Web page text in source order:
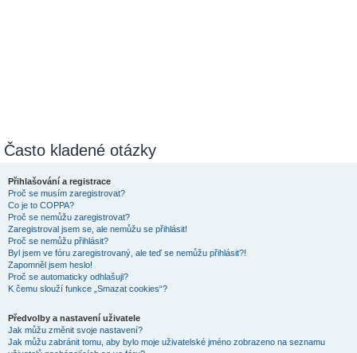
Často kladené otázky
Přihlašování a registrace
Proč se musím zaregistrovat?
Co je to COPPA?
Proč se nemůžu zaregistrovat?
Zaregistroval jsem se, ale nemůžu se přihlásit!
Proč se nemůžu přihlásit?
Byl jsem ve fóru zaregistrovaný, ale teď se nemůžu přihlásit?!
Zapomněl jsem heslo!
Proč se automaticky odhlašuji?
K čemu slouží funkce „Smazat cookies“?
Předvolby a nastavení uživatele
Jak můžu změnit svoje nastavení?
Jak můžu zabránit tomu, aby bylo moje uživatelské jméno zobrazeno na seznamu